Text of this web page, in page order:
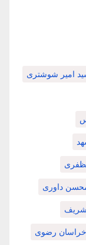
امیر شوشتری
داوری
شریف
خراسان رضوی